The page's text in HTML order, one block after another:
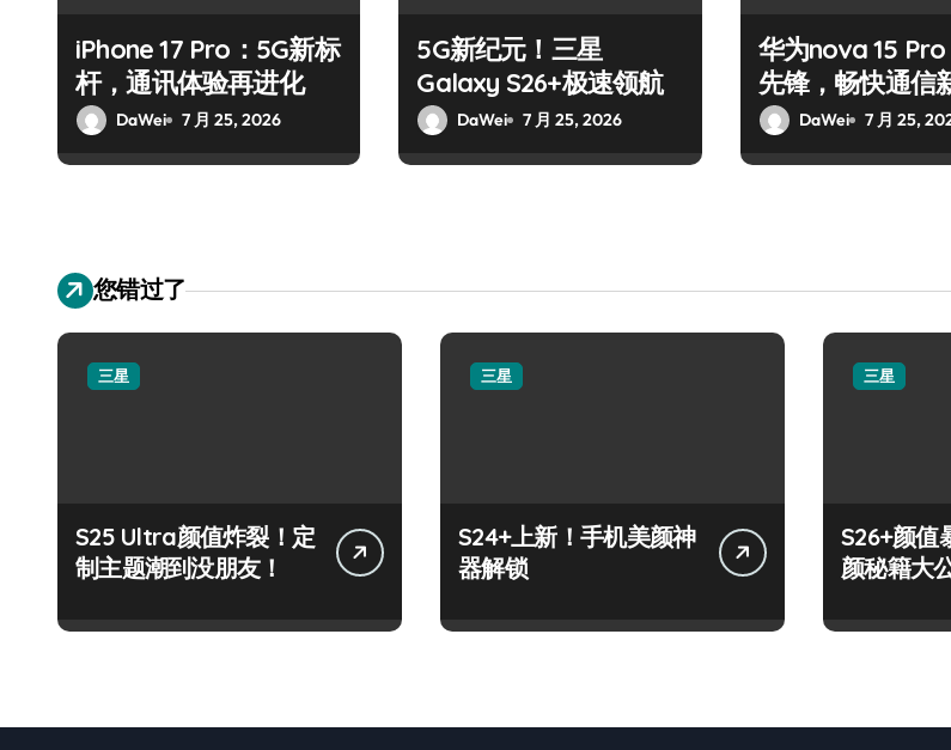
iPhone 17 Pro：5G新标
杆，通讯体验再进化
DaWei 7 月 25, 2026
5G新纪元！三星
Galaxy S26+极速领航
DaWei 7 月 25, 2026
华为nova 15
先锋，畅快通信
DaWei 7 月 25,
您错过了
三星
S25 Ultra颜值炸裂！定
制主题潮到没朋友！
三星
S24+上新！手机美颜神
器解锁
三星
S26+颜值
颜秘籍大